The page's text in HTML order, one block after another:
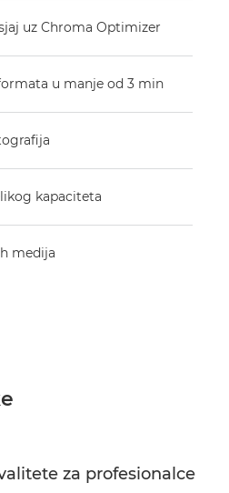
uz Chroma Optimizer
u manje od 3 min
kapaciteta
medija
za profesionalce